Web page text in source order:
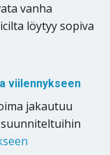
vanha
löytyy sopiva
viilennykseen
jakautuu
suunniteltuihin